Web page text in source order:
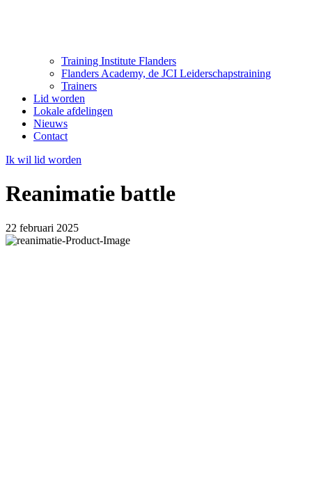
Training Institute Flanders
Flanders Academy, de JCI Leiderschapstraining
Trainers
Lid worden
Lokale afdelingen
Nieuws
Contact
Ik wil lid worden
Reanimatie battle
22 februari 2025